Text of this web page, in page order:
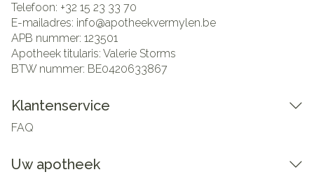
Telefoon: +32 15 23 33 70
E-mailadres: info@apotheekvermylen.be
APB nummer: 123501
Apotheek titularis: Valerie Storms
BTW nummer: BE0420633867
Klantenservice
FAQ
Uw apotheek